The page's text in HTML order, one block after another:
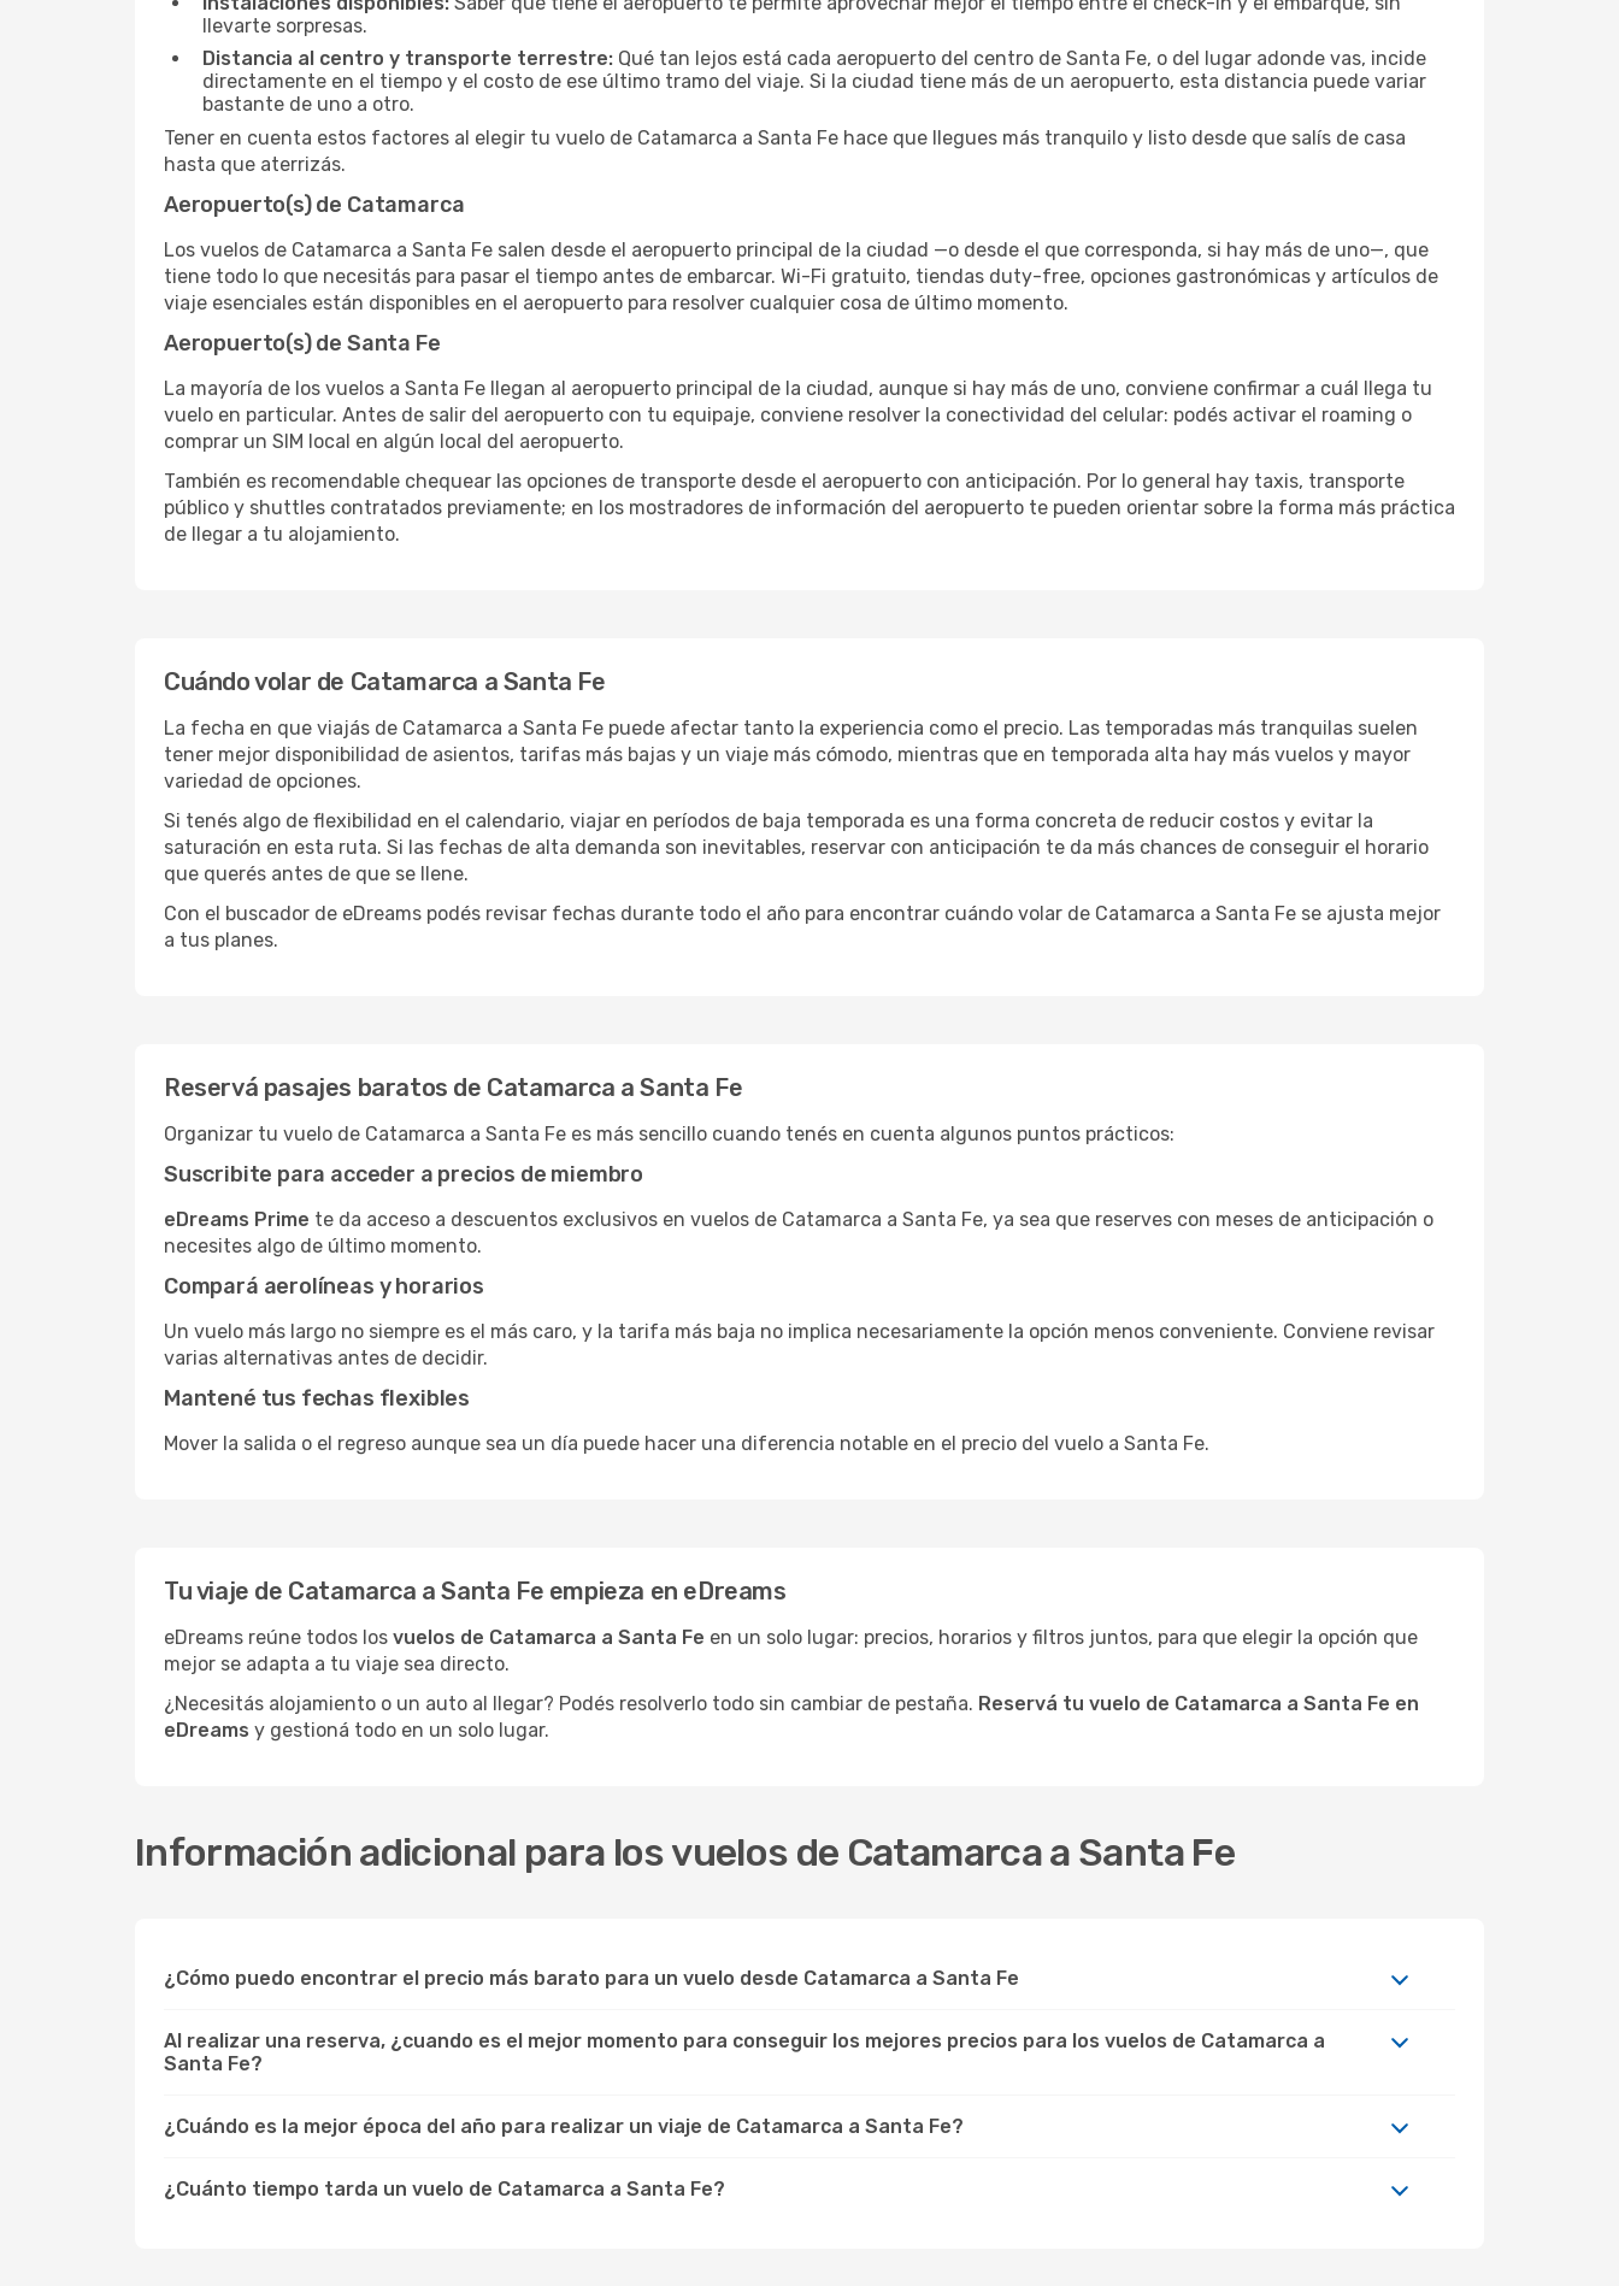
llevarte sorpresas.
Distancia al centro y transporte terrestre: Qué tan lejos está cada aeropuerto del centro de Santa Fe, o del lugar adonde vas, incide
directamente en el tiempo y el costo de ese último tramo del viaje. Si la ciudad tiene más de un aeropuerto, esta distancia puede variar
bastante de uno a otro.
Tener en cuenta estos factores al elegir tu vuelo de Catamarca a Santa Fe hace que llegues más tranquilo y listo desde que salís de casa
hasta que aterrizás.
Aeropuerto(s) de Catamarca
Los vuelos de Catamarca a Santa Fe salen desde el aeropuerto principal de la ciudad —o desde el que corresponda, si hay más de uno—, que
tiene todo lo que necesitás para pasar el tiempo antes de embarcar. Wi-Fi gratuito, tiendas duty-free, opciones gastronómicas y artículos de
viaje esenciales están disponibles en el aeropuerto para resolver cualquier cosa de último momento.
Aeropuerto(s) de Santa Fe
La mayoría de los vuelos a Santa Fe llegan al aeropuerto principal de la ciudad, aunque si hay más de uno, conviene confirmar a cuál llega tu
vuelo en particular. Antes de salir del aeropuerto con tu equipaje, conviene resolver la conectividad del celular: podés activar el roaming o
comprar un SIM local en algún local del aeropuerto.
También es recomendable chequear las opciones de transporte desde el aeropuerto con anticipación. Por lo general hay taxis, transporte
público y shuttles contratados previamente; en los mostradores de información del aeropuerto te pueden orientar sobre la forma más práctica
de llegar a tu alojamiento.
Cuándo volar de Catamarca a Santa Fe
La fecha en que viajás de Catamarca a Santa Fe puede afectar tanto la experiencia como el precio. Las temporadas más tranquilas suelen
tener mejor disponibilidad de asientos, tarifas más bajas y un viaje más cómodo, mientras que en temporada alta hay más vuelos y mayor
variedad de opciones.
Si tenés algo de flexibilidad en el calendario, viajar en períodos de baja temporada es una forma concreta de reducir costos y evitar la
saturación en esta ruta. Si las fechas de alta demanda son inevitables, reservar con anticipación te da más chances de conseguir el horario
que querés antes de que se llene.
Con el buscador de eDreams podés revisar fechas durante todo el año para encontrar cuándo volar de Catamarca a Santa Fe se ajusta mejor
a tus planes.
Reservá pasajes baratos de Catamarca a Santa Fe
Organizar tu vuelo de Catamarca a Santa Fe es más sencillo cuando tenés en cuenta algunos puntos prácticos:
Suscribite para acceder a precios de miembro
eDreams Prime te da acceso a descuentos exclusivos en vuelos de Catamarca a Santa Fe, ya sea que reserves con meses de anticipación o
necesites algo de último momento.
Compará aerolíneas y horarios
Un vuelo más largo no siempre es el más caro, y la tarifa más baja no implica necesariamente la opción menos conveniente. Conviene revisar
varias alternativas antes de decidir.
Mantené tus fechas flexibles
Mover la salida o el regreso aunque sea un día puede hacer una diferencia notable en el precio del vuelo a Santa Fe.
Tu viaje de Catamarca a Santa Fe empieza en eDreams
eDreams reúne todos los vuelos de Catamarca a Santa Fe en un solo lugar: precios, horarios y filtros juntos, para que elegir la opción que
mejor se adapta a tu viaje sea directo.
¿Necesitás alojamiento o un auto al llegar? Podés resolverlo todo sin cambiar de pestaña. Reservá tu vuelo de Catamarca a Santa Fe en
eDreams y gestioná todo en un solo lugar.
Información adicional para los vuelos de Catamarca a Santa Fe
¿Cómo puedo encontrar el precio más barato para un vuelo desde Catamarca a Santa Fe
Al realizar una reserva, ¿cuando es el mejor momento para conseguir los mejores precios para los vuelos de Catamarca a
Santa Fe?
¿Cuándo es la mejor época del año para realizar un viaje de Catamarca a Santa Fe?
¿Cuánto tiempo tarda un vuelo de Catamarca a Santa Fe?